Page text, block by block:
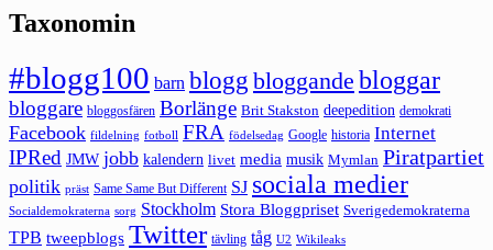
Taxonomin
#blogg100 barn blogg bloggande bloggar
bloggare bloggosfären Borlänge Brit Stakston deepedition demokrati
Facebook fildelning fotboll FRA födelsedag Google historia Internet
IPRed JMW jobb kalendern livet media musik Mymlan Piratpartiet
politik präst Same Same But Different SJ sociala medier
Socialdemokraterna sorg Stockholm Stora Bloggpriset Sverigedemokraterna
TPB tweepblogs Twitter tävling tåg U2 Wikileaks